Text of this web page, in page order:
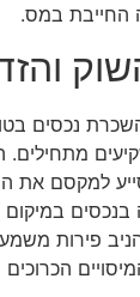
החייבת במס.
נכסים
למקסם את
במיקום
פירות
הכרוכים